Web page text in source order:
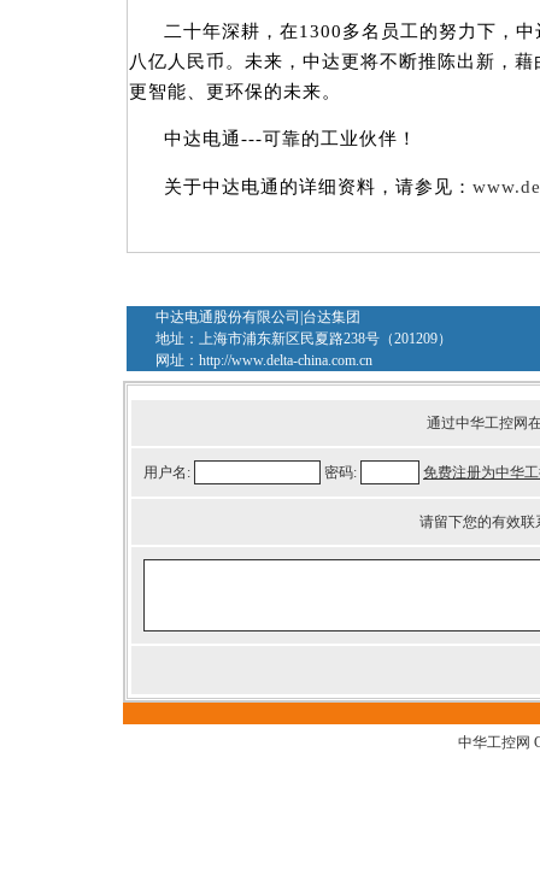
二十年深耕，在1300多名员工的努力下，
八亿人民币。未来，中达更将不断推陈出新，
更智能、更环保的未来。
中达电通---可靠的工业伙伴！
关于中达电通的详细资料，请参见：
中达电通股份有限公司|台达集团
地址：上海市浦东新区民夏路238号（201209）
网址： http://www.delta-china.com.cn
通过中华工控网
用户名: 密码: 免费注册为中华
请留下您的有效
中华工控网